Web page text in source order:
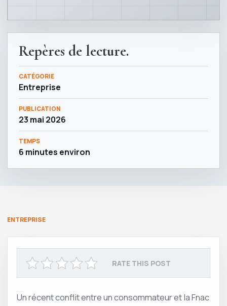
Repères de lecture.
CATÉGORIE
Entreprise
PUBLICATION
23 mai 2026
TEMPS
6 minutes environ
ENTREPRISE
RATE THIS POST
Un récent conflit entre un consommateur et la Fnac